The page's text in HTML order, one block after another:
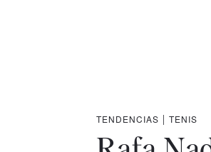
TENDENCIAS | TENIS